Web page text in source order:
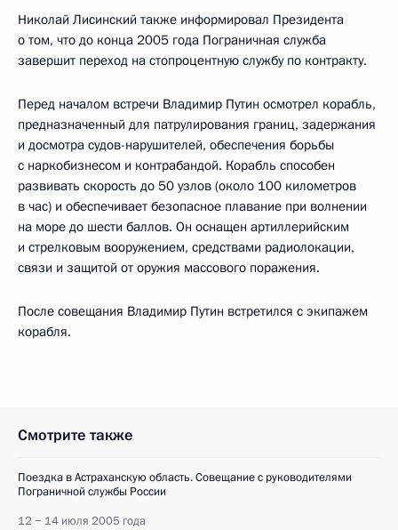
Николай Лисинский также информировал Президента
о том, что до конца 2005 года Пограничная служба
завершит переход на стопроцентную службу по контракту.
Перед началом встречи Владимир Путин осмотрел корабль,
предназначенный для патрулирования границ, задержания
и досмотра судов-нарушителей, обеспечения борьбы
с наркобизнесом и контрабандой. Корабль способен
развивать скорость до 50 узлов (около 100 километров
в час) и обеспечивает безопасное плавание при волнении
на море до шести баллов. Он оснащен артиллерийским
и стрелковым вооружением, средствами радиолокации,
связи и защитой от оружия массового поражения.
После совещания Владимир Путин встретился с экипажем
корабля.
Смотрите также
Поездка в Астраханскую область. Совещание с руководителями
Пограничной службы России
12 − 14 июля 2005 года